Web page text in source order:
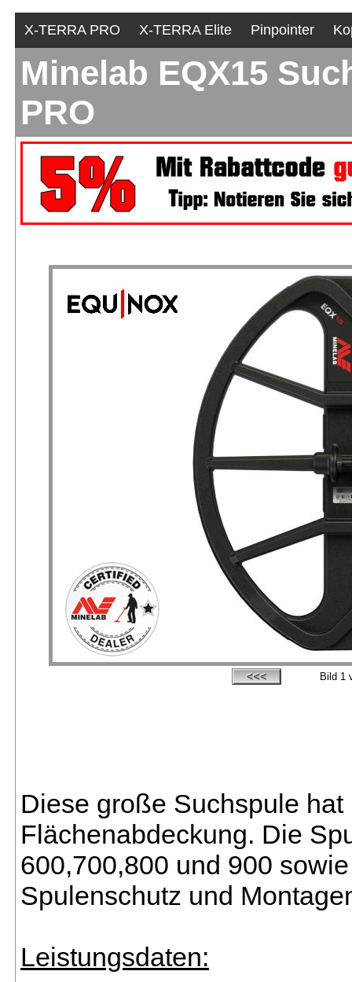
X-TERRA PRO X-TERRA Elite Pinpointer
Minelab EQX15
PRO
Bild 1
Diese große Suchspule
Flächenabdeckung. Die
600,700,800 und 900
Spulenschutz und
Leistungsdaten: